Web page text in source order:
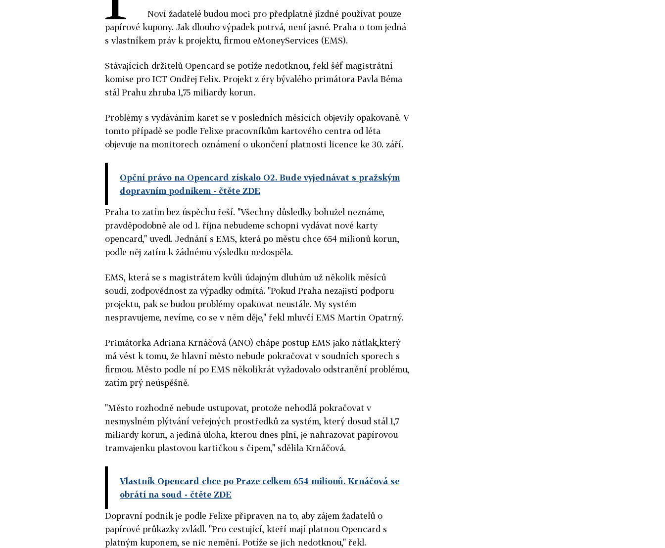
Noví žadatelé budou moci pro předplatné jízdné používat pouze
papírové kupony. Jak dlouho výpadek potrvá, není jasné. Praha o tom jedná
s vlastníkem práv k projektu, firmou eMoneyServices (EMS).
Stávajících držitelů Opencard se potíže nedotknou, řekl šéf magistrátní
komise pro ICT Ondřej Felix. Projekt z éry bývalého primátora Pavla Béma
stál Prahu zhruba 1,75 miliardy korun.
Problémy s vydáváním karet se v posledních měsících objevily opakovaně. V
tomto případě se podle Felixe pracovníkům kartového centra od léta
objevuje na monitorech oznámení o ukončení platnosti licence ke 30. září.
Opční právo na Opencard získalo O2. Bude vyjednávat s pražským
dopravním podnikem - čtěte ZDE
Praha to zatím bez úspěchu řeší. "Všechny důsledky bohužel neznáme,
pravděpodobně ale od 1. října nebudeme schopni vydávat nové karty
opencard," uvedl. Jednání s EMS, která po městu chce 654 milionů korun,
podle něj zatím k žádnému výsledku nedospěla.
EMS, která se s magistrátem kvůli údajným dluhům už několik měsíců
soudí, zodpovědnost za výpadky odmítá. "Pokud Praha nezajistí podporu
projektu, pak se budou problémy opakovat neustále. My systém
nespravujeme, nevíme, co se v něm děje," řekl mluvčí EMS Martin Opatrný.
Primátorka Adriana Krnáčová (ANO) chápe postup EMS jako nátlak,který
má vést k tomu, že hlavní město nebude pokračovat v soudních sporech s
firmou. Město podle ní po EMS několikrát vyžadovalo odstranění problému,
zatím prý neúspěšně.
"Město rozhodně nebude ustupovat, protože nehodlá pokračovat v
nesmyslném plýtvání veřejných prostředků za systém, který dosud stál 1,7
miliardy korun, a jediná úloha, kterou dnes plní, je nahrazovat papírovou
tramvajenku plastovou kartičkou s čipem," sdělila Krnáčová.
Vlastník Opencard chce po Praze celkem 654 milionů. Krnáčová se
obrátí na soud - čtěte ZDE
Dopravní podnik je podle Felixe připraven na to, aby zájem žadatelů o
papírové průkazky zvládl. "Pro cestující, kteří mají platnou Opencard s
platným kuponem, se nic nemění. Potíže se jich nedotknou," řekl.